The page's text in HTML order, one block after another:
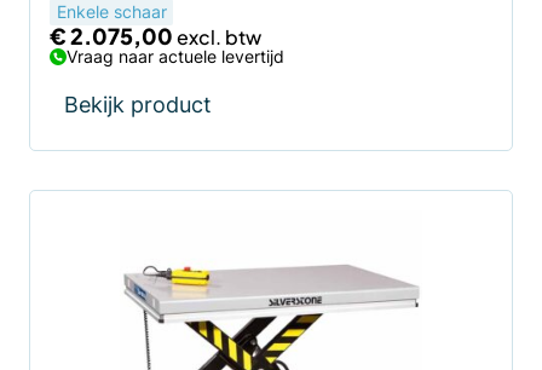
Enkele schaar
€2.075,00
Vraag naar actuele levertijd
Bekijk product